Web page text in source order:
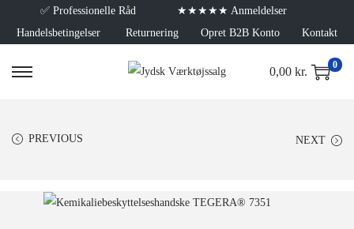
✅ Professionelle Råd
★★★★★ Anmeldelser
Handelsbetingelser
Returnering Opret B2B Konto Kontakt
0,00 kr. 0
PREVIOUS NEXT